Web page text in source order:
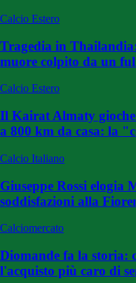
Calcio Estero
Tragedia in
muore colpito da un
Calcio Estero
Il Kairat Almaty
a 800 km da casa: la
Calcio Italiano
Giuseppe Rossi elogia
soddisfazioni alla
Calciomercato
Diomande fa la storia:
l'acquisto più caro di